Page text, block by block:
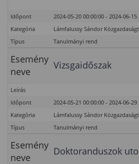
Időpont
2024-05-20 00:00:00 - 2024-06-15
Kategória
Lámfalussy Sándor
Típus
Tanulmányi rend
Esemény
neve
Vizsgaidőszak
Leírás
Időpont
2024-05-21 00:00:00 - 2024-06-29
Kategória
Lámfalussy Sándor
Típus
Tanulmányi rend
Esemény
neve
Doktoranduszok